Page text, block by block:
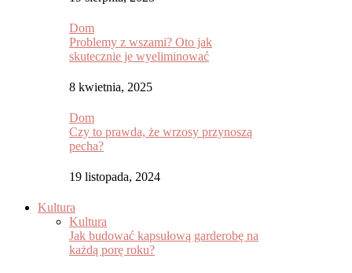
Dom
Problemy z wszami? Oto jak
skutecznie je wyeliminować
8 kwietnia, 2025
Dom
Czy to prawda, że wrzosy przynoszą
pecha?
19 listopada, 2024
Kultura
Kultura
Jak budować kapsułową garderobę na
każdą porę roku?